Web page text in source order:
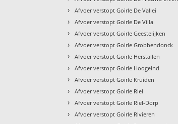
› Afvoer verstopt Goirle De Vallei
› Afvoer verstopt Goirle De Villa
› Afvoer verstopt Goirle Geestelijken
› Afvoer verstopt Goirle Grobbendonck
› Afvoer verstopt Goirle Herstallen
› Afvoer verstopt Goirle Hoogeind
› Afvoer verstopt Goirle Kruiden
› Afvoer verstopt Goirle Riel
› Afvoer verstopt Goirle Riel-Dorp
› Afvoer verstopt Goirle Rivieren